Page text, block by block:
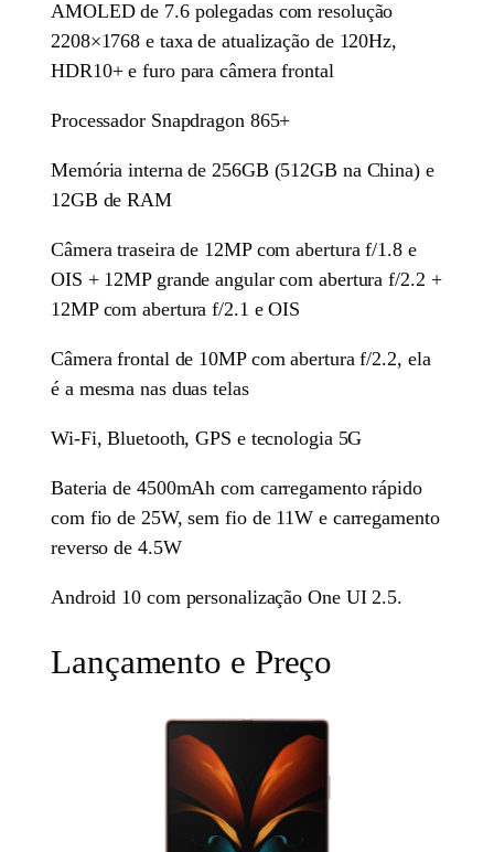
AMOLED de 7.6 polegadas com resolução
2208×1768 e taxa de atualização de 120Hz,
HDR10+ e furo para câmera frontal
Processador Snapdragon 865+
Memória interna de 256GB (512GB na China) e
12GB de RAM
Câmera traseira de 12MP com abertura f/1.8 e
OIS + 12MP grande angular com abertura f/2.2 +
12MP com abertura f/2.1 e OIS
Câmera frontal de 10MP com abertura f/2.2, ela
é a mesma nas duas telas
Wi-Fi, Bluetooth, GPS e tecnologia 5G
Bateria de 4500mAh com carregamento rápido
com fio de 25W, sem fio de 11W e carregamento
reverso de 4.5W
Android 10 com personalização One UI 2.5.
Lançamento e Preço